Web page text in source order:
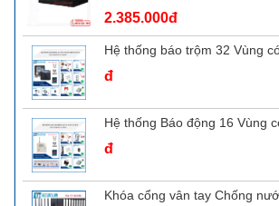
2.385.000đ
Hệ thống báo trộm 32 Vùng
đ
Hệ thống Báo động 16 Vùng
đ
Khóa cổng vân tay Chống